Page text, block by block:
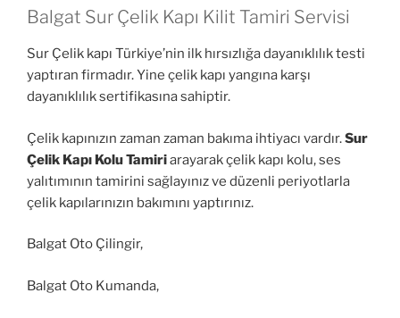
Balgat Sur Çelik Kapı Kilit Tamiri Servisi
Sur Çelik kapı Türkiye’nin ilk hırsızlığa dayanıklılık testi
yaptıran firmadır. Yine çelik kapı yangına karşı
dayanıklılık sertifikasına sahiptir.
Çelik kapınızın zaman zaman bakıma ihtiyacı vardır.Sur
Çelik Kapı Kolu Tamiriarayarak çelik kapı kolu, ses
yalıtımının tamirini sağlayınız ve düzenli periyotlarla
çelik kapılarınızın bakımını yaptırınız.
Balgat Oto Çilingir,
Balgat Oto Kumanda,